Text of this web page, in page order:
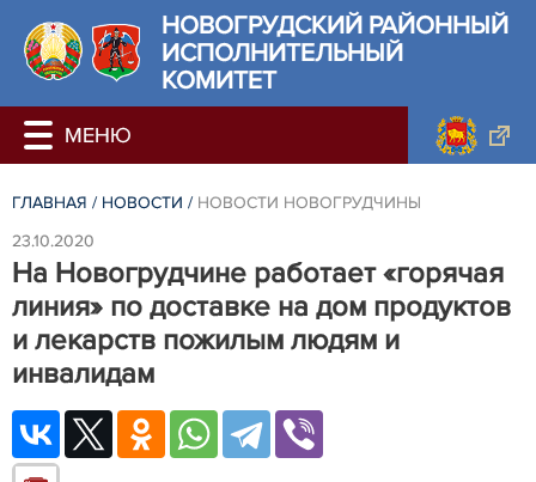
НОВОГРУДСКИЙ РАЙОННЫЙ
ИСПОЛНИТЕЛЬНЫЙ
КОМИТЕТ
ГЛАВНАЯ / НОВОСТИ / НОВОСТИ НОВОГРУДЧИНЫ
23.10.2020
На Новогрудчине работает «горячая
линия» по доставке на дом продуктов
и лекарств пожилым людям и
инвалидам